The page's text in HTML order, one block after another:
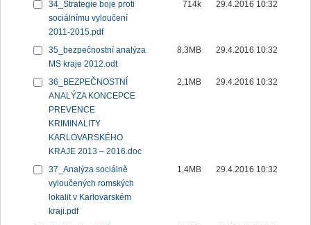
34_Strategie boje proti
sociálnímu vyloučení
2011-2015.pdf
714k 29.4.2016 10:32
35_bezpečnostní analýza
MS kraje 2012.odt
8,3MB 29.4.2016 10:32
36_BEZPEČNOSTNÍ
ANALÝZA KONCEPCE
PREVENCE
KRIMINALITY
KARLOVARSKÉHO
KRAJE 2013 – 2016.doc
2,1MB 29.4.2016 10:32
37_Analýza sociálně
vyloučených romských
lokalit v Karlovarském
kraji.pdf
1,4MB 29.4.2016 10:32